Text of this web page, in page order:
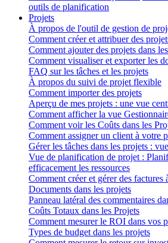
outils de planification
Projets
À propos de l'outil de gestion de
Comment créer et attribuer des
Comment ajouter des projets dans
Comment visualiser et exporter les
FAQ sur les tâches et les projets
À propos du suivi de projet flexible
Comment importer des projets
Aperçu de mes projets : une vue
Comment afficher la vue
Comment voir les Coûts dans les
Comment assigner un client à votre
Gérer les tâches dans les projets :
Vue de planification de projet :
efficacement les ressources
Comment créer et gérer des factures
Documents dans les projets
Panneau latéral des commentaires
Coûts Totaux dans les Projets
Comment mesurer le ROI dans vos
Types de budget dans les projets